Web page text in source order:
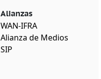
Alianzas
WAN-IFRA
Alianza de Medios
SIP